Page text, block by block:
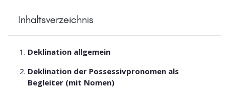
Inhaltsverzeichnis
Deklination allgemein
Deklination der Possessivpronomen als
Begleiter (mit Nomen)